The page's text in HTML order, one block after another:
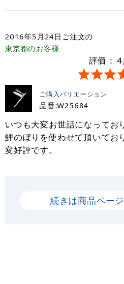
2016年5月24日 ご注文の
東京都のお客様
評価： 4
ご購入バリエーション
品番:W25684
いつも大変お世話になってお
鯉のぼりを使わせて頂いてお
変好評です。
続きは商品ペー